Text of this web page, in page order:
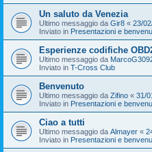
Un saluto da Venezia
Ultimo messaggio da Gir8 « 23/
Inviato in Presentazioni e
Esperienze codifiche
Ultimo messaggio da
Inviato in T-Cross Club
Benvenuto
Ultimo messaggio da Zifino « 31/
Inviato in Presentazioni e
Ciao a tutti
Ultimo messaggio da Almayer «
Inviato in Presentazioni e